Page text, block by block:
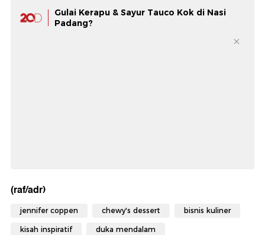
Gulai Kerapu & Sayur Tauco Kok di Nasi
Padang?
(raf/adr)
jennifer coppen chewy's dessert bisnis kuliner
kisah inspiratif duka mendalam